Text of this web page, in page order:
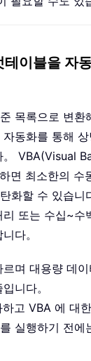
이블을 자
목록으로 변환
동화를 통해
。 VBA(Visual
면 최소한의 수
화할 수 있습니
또는 수십~수
다。
며 대용량 데
니다。
고 VBA 에 대
실행하기 전에